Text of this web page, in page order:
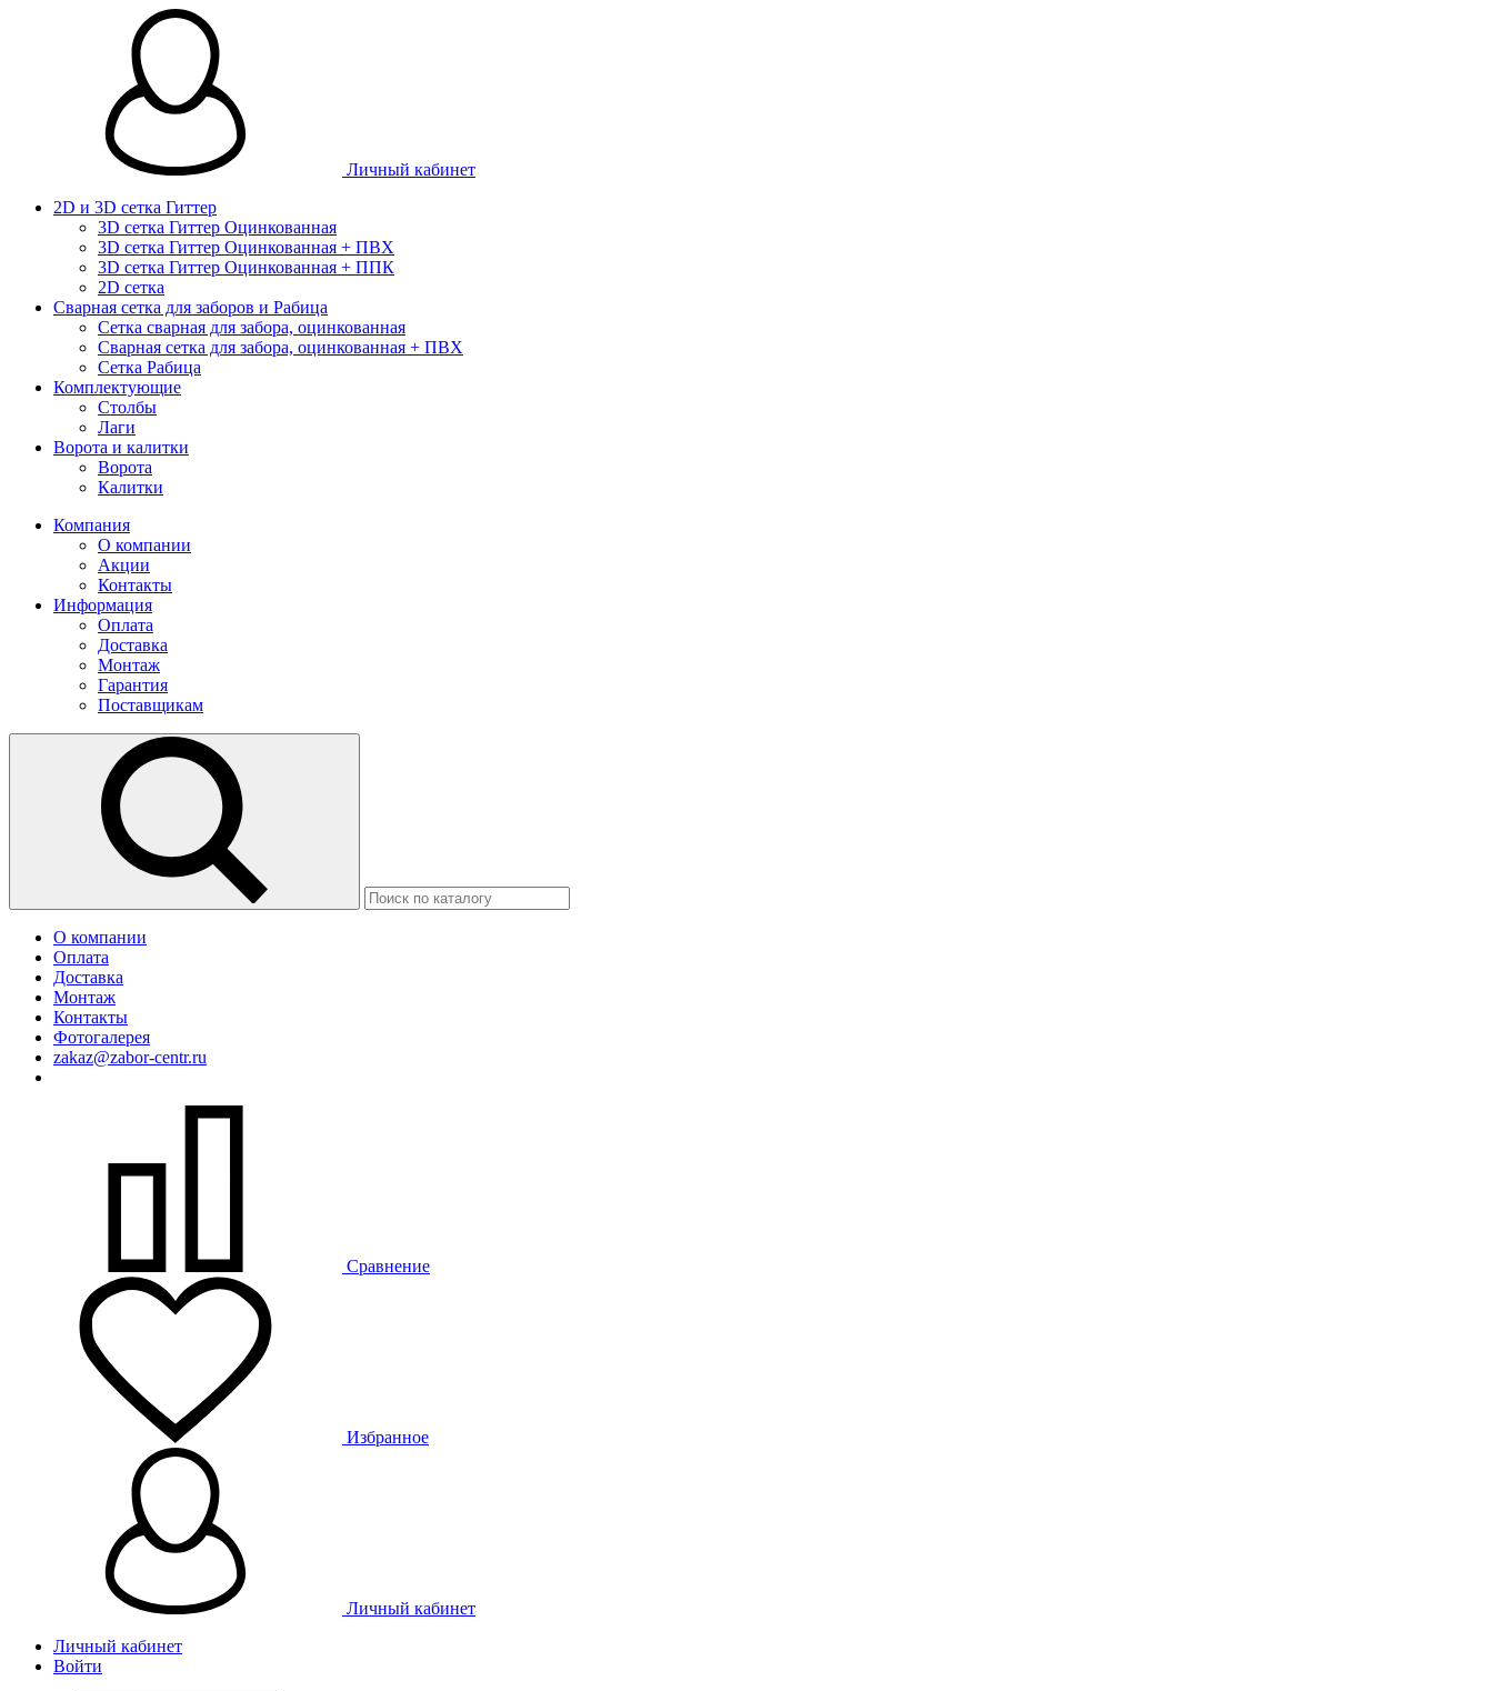
Личный кабинет
2D и 3D сетка Гиттер
3D сетка Гиттер Оцинкованная
3D сетка Гиттер Оцинкованная + ПВХ
3D сетка Гиттер Оцинкованная + ППК
2D сетка
Сварная сетка для заборов и Рабица
Сетка сварная для забора, оцинкованная
Сварная сетка для забора, оцинкованная + ПВХ
Сетка Рабица
Комплектующие
Столбы
Лаги
Ворота и калитки
Ворота
Калитки
Компания
О компании
Акции
Контакты
Информация
Оплата
Доставка
Монтаж
Гарантия
Поставщикам
О компании
Оплата
Доставка
Монтаж
Контакты
Фотогалерея
zakaz@zabor-centr.ru
Сравнение
Избранное
Личный кабинет
Личный кабинет
Войти